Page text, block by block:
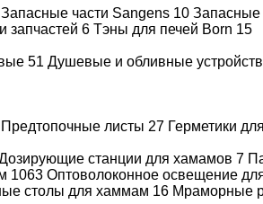
Запасные части Sangens 10 Запасные
запчастей 6 Тэны для печей Born 15
51 Душевые и обливные
Предтопочные листы 27 Герметики
станции для хамамов 7
1063 Оптоволоконное освещение
столы для хаммам 16 Мраморные